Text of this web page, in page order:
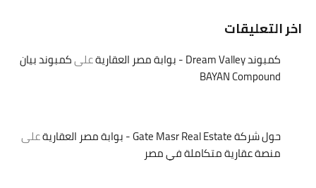
اخر التعليقات
كمبوند Dream Valley - بوابة مصر العقارية علىكمبوند بيان
BAYAN Compound
حول شركة Gate Masr Real Estate - بوابة مصر العقارية
على
منصة عقارية متكاملة في مصر